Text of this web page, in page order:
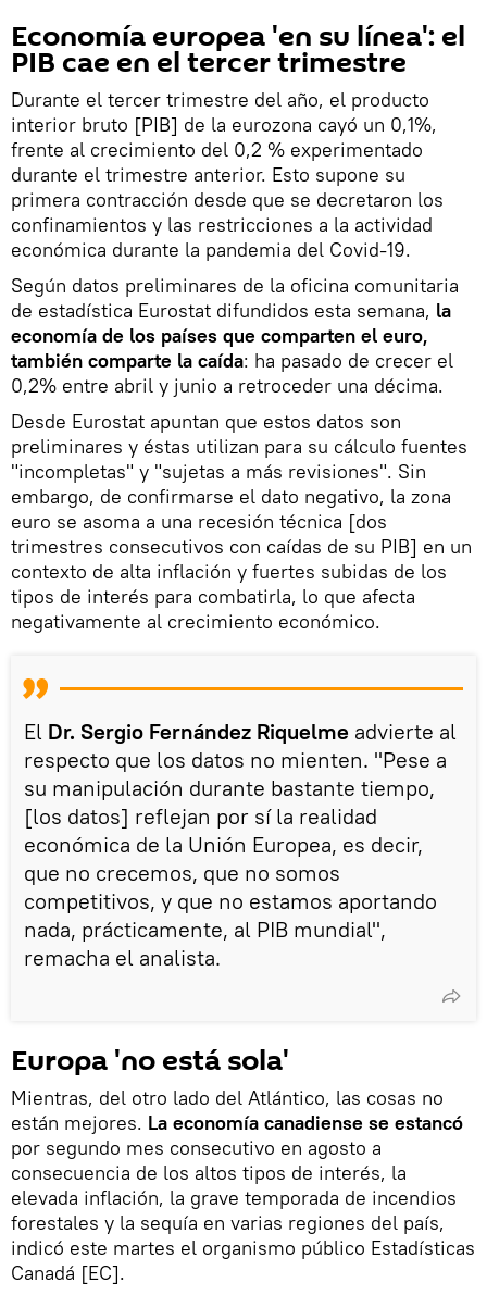
Economía europea 'en su línea': el
PIB cae en el tercer trimestre
Durante el tercer trimestre del año, el producto
interior bruto [PIB] de la eurozona cayó un 0,1%,
frente al crecimiento del 0,2 % experimentado
durante el trimestre anterior. Esto supone su
primera contracción desde que se decretaron los
confinamientos y las restricciones a la actividad
económica durante la pandemia del Covid-19.
Según datos preliminares de la oficina comunitaria
de estadística Eurostat difundidos esta semana, la
economía de los países que comparten el euro,
también comparte la caída: ha pasado de crecer el
0,2% entre abril y junio a retroceder una décima.
Desde Eurostat apuntan que estos datos son
preliminares y éstas utilizan para su cálculo fuentes
"incompletas" y "sujetas a más revisiones". Sin
embargo, de confirmarse el dato negativo, la zona
euro se asoma a una recesión técnica [dos
trimestres consecutivos con caídas de su PIB] en un
contexto de alta inflación y fuertes subidas de los
tipos de interés para combatirla, lo que afecta
negativamente al crecimiento económico.
El Dr. Sergio Fernández Riquelme advierte al
respecto que los datos no mienten. "Pese a
su manipulación durante bastante tiempo,
[los datos] reflejan por sí la realidad
económica de la Unión Europea, es decir,
que no crecemos, que no somos
competitivos, y que no estamos aportando
nada, prácticamente, al PIB mundial",
remacha el analista.
Europa 'no está sola'
Mientras, del otro lado del Atlántico, las cosas no
están mejores. La economía canadiense se estancó
por segundo mes consecutivo en agosto a
consecuencia de los altos tipos de interés, la
elevada inflación, la grave temporada de incendios
forestales y la sequía en varias regiones del país,
indicó este martes el organismo público Estadísticas
Canadá [EC].